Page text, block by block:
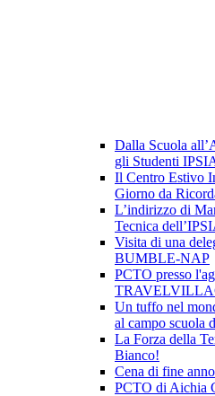
Dalla Scuola
gli Studenti
Il Centro Estivo
Giorno da
L’indirizzo di
Tecnica
Visita di una
BUMBLE-NAP
PCTO presso
Un tuffo nel
al campo scuola
La Forza della
Bianco!
Cena di fine
PCTO di Aichia